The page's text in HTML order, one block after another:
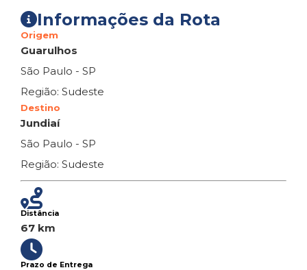
Informações da Rota
Origem
Guarulhos
São Paulo - SP
Região: Sudeste
Destino
Jundiaí
São Paulo - SP
Região: Sudeste
Distância
67 km
Prazo de Entrega